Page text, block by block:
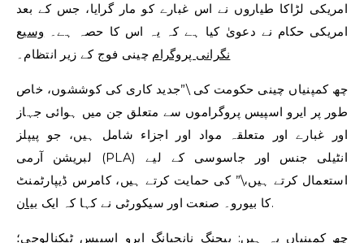
امریکی لڑاکا طیاروں نے اس غبارے کو مار گرایا، جس کے بعد
امریکی حکام نے دعویٰ کیا ہے کہ یہ اس کا حصہ ہے۔ وسیع
نگرانی پروگرام چینی فوج کے زیر انتظام۔
چھ کمپنیاں چینی حکومت کی \”جدید کاری کی کوششوں، خاص
طور پر ایرو اسپیس پروگراموں سے متعلق جن میں ہوائی جہاز
اور غبارے اور متعلقہ مواد اور اجزاء شامل ہیں، جو پیپلز
لبریشن آرمی (PLA) انٹیلی جنس اور جاسوسی کے لیے
استعمال کرتے ہیں،\” کی حمایت کرتے ہیں، کامرس ڈیپارٹمنٹ
کا بیورو۔ صنعت اور سیکورٹی نے کہا کہ ایک بیان .
چھ کمپنیاں یہ ہیں: بیجنگ نانجیانگ ایرو اسپیس ٹیکنالوجی؛